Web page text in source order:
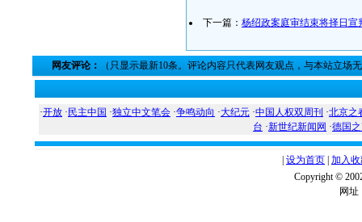
下一篇： 杨绍政案庭审结束将择日宣
网友评论： （只显示最新10条。评论内容只代表网友观点，与本站立场
·开放 · 民主中国 ·独立中文笔会 ·争鸣动向 ·大纪元 ·中国人权双周刊 ·北京之
台 ·新世纪新闻网 ·德国
设为首页 加入
Copyright ©
网址